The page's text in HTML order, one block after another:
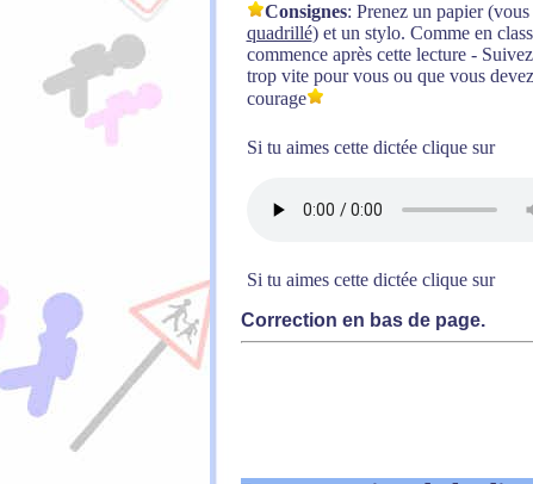
Consignes: Prenez un papier
quadrillé) et un stylo. Comme en
commence après cette lecture -
trop vite pour vous ou que vous
courage
Si tu aimes cette dictée clique sur
Si tu aimes cette dictée clique sur
Correction en bas de page.